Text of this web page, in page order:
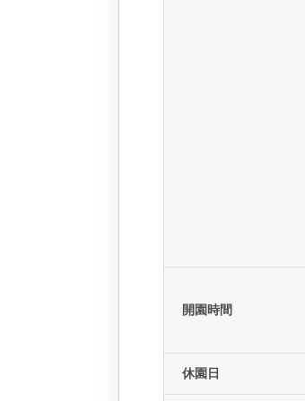
開園時間
休園日